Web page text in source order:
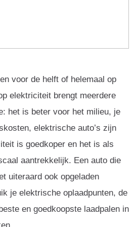
voor de helft of helemaal op
elektriciteit brengt meerdere
het is beter voor het milieu, je
elektrische auto’s zijn
is goedkoper en het is als
aantrekkelijk. Een auto die
uiteraard ook opgeladen
je elektrische oplaadpunten, de
en goedkoopste laadpalen in